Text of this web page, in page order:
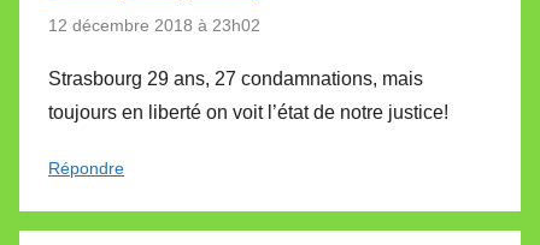
12 décembre 2018 à 23h02
Strasbourg 29 ans, 27 condamnations, mais
toujours en liberté on voit l’état de notre justice!
Répondre